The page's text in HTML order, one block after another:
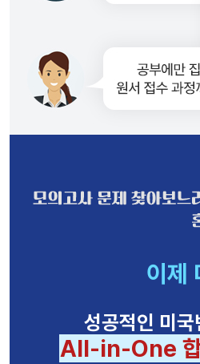
이제
성공적인 미
All-in-One 합